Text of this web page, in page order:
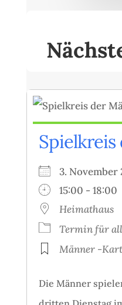
3.
15:00 - 18:00
Heimathaus
Termin für
Männer -
Die Männer